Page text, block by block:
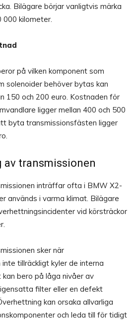
Bilägare börjar vanligtvis märka
kilometer.
på vilken komponent som
solenoider behöver bytas kan
150 och 200 euro. Kostnaden för
ligger mellan 400 och 500
byta transmissionsfästen ligger
av transmissionen
inträffar ofta i BMW X2-
används i varma klimat. Bilägare
vid körsträckor
sker när
tillräckligt kyler de interna
bero på låga nivåer av
filter eller en defekt
kan orsaka allvarliga
och leda till för tidigt